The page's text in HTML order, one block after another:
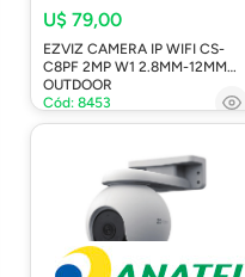
U$ 79,00
EZVIZ CAMERA IP WIFI CS-
C8PF 2MP W1 2.8MM-12MM
OUTDOOR
Cód: 8453